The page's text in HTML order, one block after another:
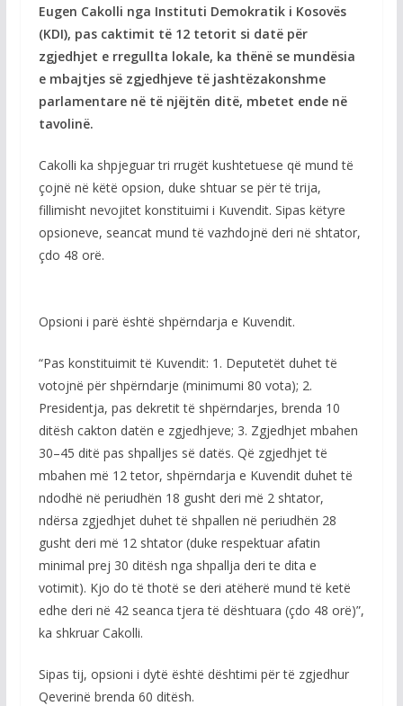
Eugen Cakolli nga Instituti Demokratik i Kosovës
(KDI), pas caktimit të 12 tetorit si datë për
zgjedhjet e rregullta lokale, ka thënë se mundësia
e mbajtjes së zgjedhjeve të jashtëzakonshme
parlamentare në të njëjtën ditë, mbetet ende në
tavolinë.
Cakolli ka shpjeguar tri rrugët kushtetuese që mund të
çojnë në këtë opsion, duke shtuar se për të trija,
fillimisht nevojitet konstituimi i Kuvendit. Sipas këtyre
opsioneve, seancat mund të vazhdojnë deri në shtator,
çdo 48 orë.
Opsioni i parë është shpërndarja e Kuvendit.
“Pas konstituimit të Kuvendit: 1. Deputetët duhet të
votojnë për shpërndarje (minimumi 80 vota); 2.
Presidentja, pas dekretit të shpërndarjes, brenda 10
ditësh cakton datën e zgjedhjeve; 3. Zgjedhjet mbahen
30–45 ditë pas shpalljes së datës. Që zgjedhjet të
mbahen më 12 tetor, shpërndarja e Kuvendit duhet të
ndodhë në periudhën 18 gusht deri më 2 shtator,
ndërsa zgjedhjet duhet të shpallen në periudhën 28
gusht deri më 12 shtator (duke respektuar afatin
minimal prej 30 ditësh nga shpallja deri te dita e
votimit). Kjo do të thotë se deri atëherë mund të ketë
edhe deri në 42 seanca tjera të dështuara (çdo 48 orë)”,
ka shkruar Cakolli.
Sipas tij, opsioni i dytë është dështimi për të zgjedhur
Qeverinë brenda 60 ditësh.